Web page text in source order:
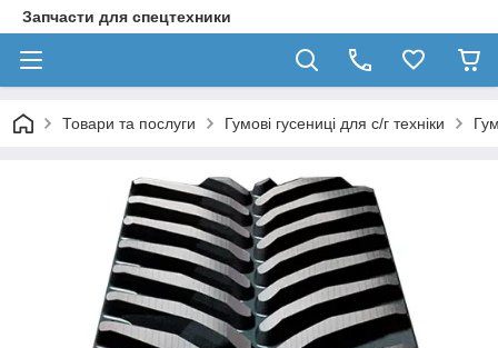
Запчасти для спецтехники
Товари та послуги Гумові гусениці для с/г техніки